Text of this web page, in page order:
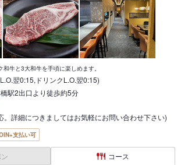
和牛と3大和牛を手頃に楽しめます。
翌0:15,ドリンクL.O.翌0:15)
駅2出口より徒歩約5分
。詳細につきましてはお気軽にお問い合わせ下さい)
支払い可
コース